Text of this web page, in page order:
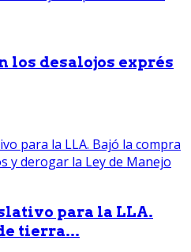
los desalojos exprés
para la LLA.
tierra...